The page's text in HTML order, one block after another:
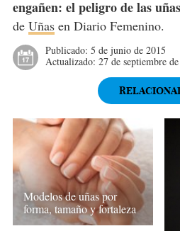
engañen: el peligro de las
de Uñasen Diario Femenino.
Publicado: 5 de junio de 2015
Actualizado: 27 de septiembre
Modelos de uñas por
forma, tamaño y fortaleza